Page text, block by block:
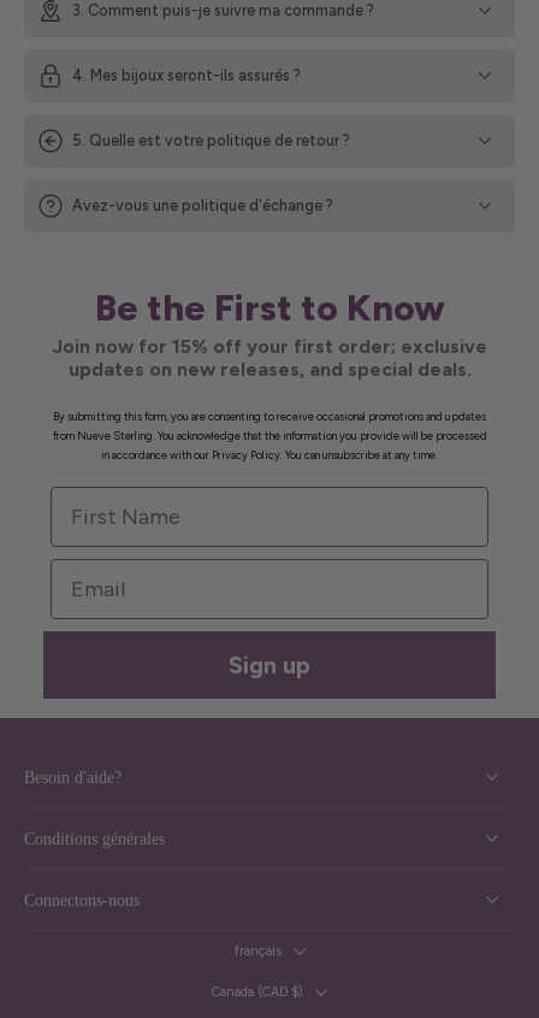
3. Comment puis-je suivre ma commande ?
4. Mes bijoux seront-ils assurés ?
5. Quelle est votre politique de retour ?
Avez-vous une politique d'échange ?
Be the First to Know
Join now for 15% off your first order; exclusive
updates on new releases, and special deals.
By submitting this form, you are consenting to receive occasional promotions and updates
from Nueve Sterling. You acknowledge that the information you provide will be processed
in accordance with our Privacy Policy. You can unsubscribe at any time.
First Name
Email
Sign up
Besoin d'aide?
Conditions générales
Connectons-nous
français
Canada ‎(CAD $)‎